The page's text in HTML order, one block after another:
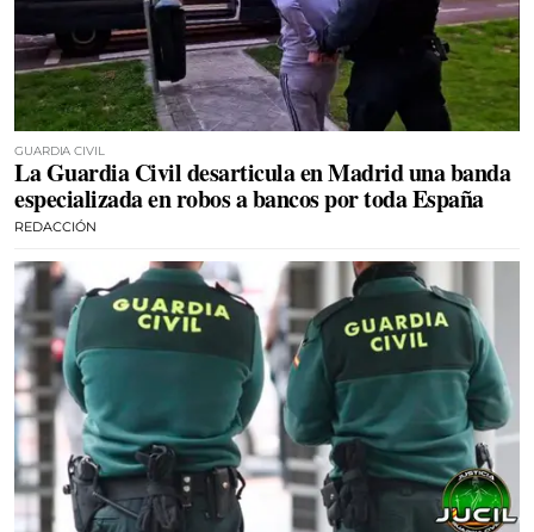
GUARDIA CIVIL
La Guardia Civil desarticula en Madrid una banda
especializada en robos a bancos por toda España
REDACCIÓN